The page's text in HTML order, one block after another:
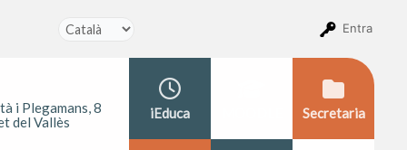
Entra
i Plegamans, 8
del Vallès
iEduca Secretaria